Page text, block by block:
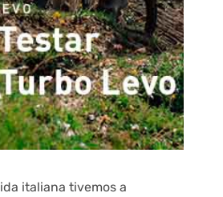
italiana tivemos a